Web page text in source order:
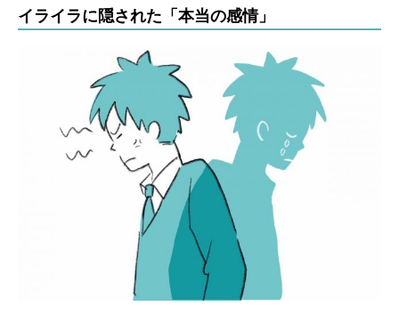
イライラに隠された「本当の感情」